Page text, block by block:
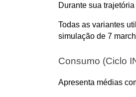
Durante sua
Todas as variantes
simulação de 7
Consumo (Ciclo
Apresenta médias